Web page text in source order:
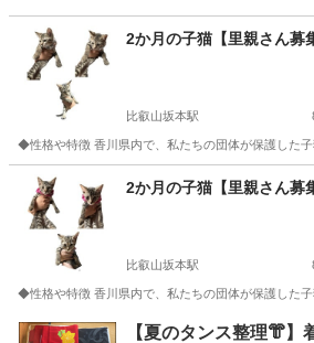
2か月の子猫【里親さん募
比叡山坂本駅
◆性格や特徴 香川県内で、私たちの団体が保護した
滋賀 比叡山坂本駅 猫
2か月の子猫【里親さん募
比叡山坂本駅
◆性格や特徴 香川県内で、私たちの団体が保護した
滋賀 大津市 比叡山坂本駅 猫 健康
【夏のタンス整理👘】